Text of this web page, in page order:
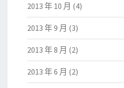
2013 年 10 月 (4)
2013 年 9 月 (3)
2013 年 8 月 (2)
2013 年 6 月 (2)